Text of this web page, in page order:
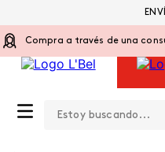
Compra a través de una